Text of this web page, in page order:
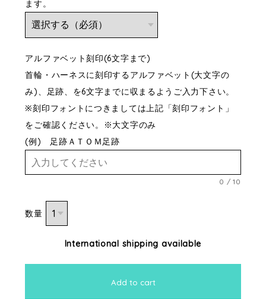
ます。
アルファベット刻印(6文字まで)
首輪・ハーネスに刻印するアルファベット(大文字の
み)、足跡、を6文字までに収まるようご入力下さい。
※刻印フォントにつきましては上記「刻印フォント」
をご確認ください。※大文字のみ
(例) 足跡ＡＴＯＭ足跡
0 /10
数量
International shipping available
Add to cart